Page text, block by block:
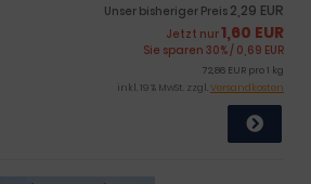
Unser bisheriger Preis 2,29 EUR
Jetzt nur1,60 EUR
Sie sparen 30% / 0,69 EUR
72,86 EUR pro 1 kg
inkl. 19 % MwSt. zzgl.Versandkosten